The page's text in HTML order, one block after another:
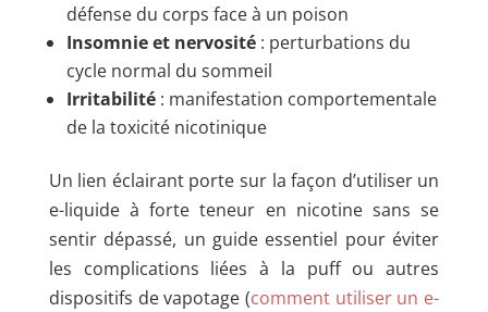
défense du corps face à un poison
Insomnie et nervosité: perturbations du
cycle normal du sommeil
Irritabilité: manifestation comportementale
de la toxicité nicotinique
Un lien éclairant porte sur la façon d’utiliser un
e-liquide à forte teneur en nicotine sans se
sentir dépassé, un guide essentiel pour éviter
les complications liées à la puff ou autres
dispositifs de vapotage (comment utiliser un e-